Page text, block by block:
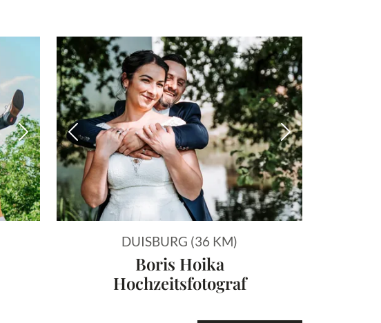
Nächstes BildVorheriges Bild Nächstes Bild
DUISBURG (36 KM)
Boris Hoika
Hochzeitsfotograf